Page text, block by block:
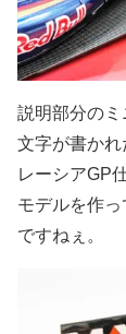
説明部分の
文字が書か
レーシアGP
モデルを作
ですねぇ。